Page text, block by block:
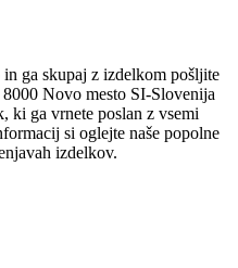
ga skupaj z izdelkom pošljite
Novo mesto SI-Slovenija
ki ga vrnete poslan z vsemi
si oglejte naše popolne
izdelkov.